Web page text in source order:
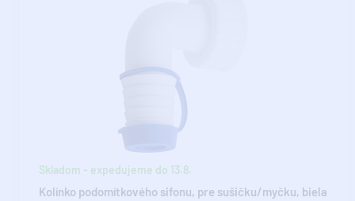
Skladom - expedujeme do 13.8.
Kolínko podomítkového sifonu, pre sušičku/myčku, biela